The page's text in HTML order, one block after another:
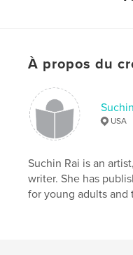
feelings
animals
À propos du
USA
Suchin Rai is an
writer. She has
for young adults